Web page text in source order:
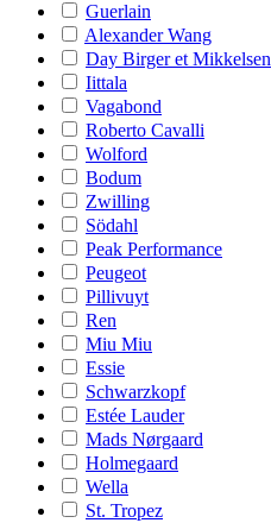
Guerlain
Alexander Wang
Day Birger et Mikkelsen
Iittala
Vagabond
Roberto Cavalli
Wolford
Bodum
Zwilling
Södahl
Peak Performance
Peugeot
Pillivuyt
Ren
Miu Miu
Essie
Schwarzkopf
Estée Lauder
Mads Nørgaard
Holmegaard
Wella
St. Tropez